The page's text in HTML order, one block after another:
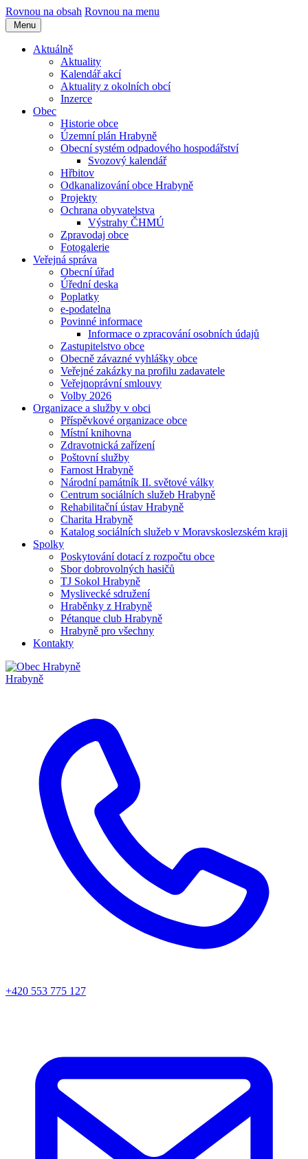
Rovnou na obsah Rovnou na menu
Menu
Aktuálně
Aktuality
Kalendář akcí
Aktuality z okolních obcí
Inzerce
Obec
Historie obce
Územní plán Hrabyně
Obecní systém odpadového hospodářství
Svozový kalendář
Hřbitov
Odkanalizování obce Hrabyně
Projekty
Ochrana obyvatelstva
Výstrahy ČHMÚ
Zpravodaj obce
Fotogalerie
Veřejná správa
Obecní úřad
Úřední deska
Poplatky
e-podatelna
Povinné informace
Informace o zpracování osobních údajů
Zastupitelstvo obce
Obecně závazné vyhlášky obce
Veřejné zakázky na profilu zadavatele
Veřejnoprávní smlouvy
Volby 2026
Organizace a služby v obci
Příspěvkové organizace obce
Místní knihovna
Zdravotnická zařízení
Poštovní služby
Farnost Hrabyně
Národní památník II. světové války
Centrum sociálních služeb Hrabyně
Rehabilitační ústav Hrabyně
Charita Hrabyně
Katalog sociálních služeb v Moravskoslezském kraji
Spolky
Poskytování dotací z rozpočtu obce
Sbor dobrovolných hasičů
TJ Sokol Hrabyně
Myslivecké sdružení
Hraběnky z Hrabyně
Pétanque club Hrabyně
Hrabyně pro všechny
Kontakty
Hrabyně
+420 553 775 127